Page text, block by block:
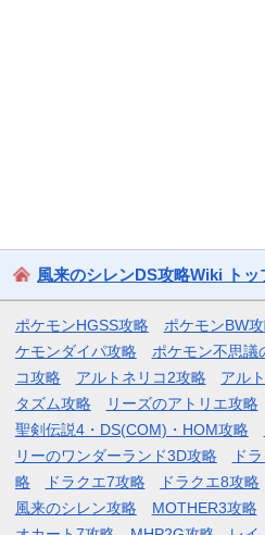
風来のシレンDS攻略Wiki トッ
ポケモンHGSS攻略 ポケモンBW
ケモンダイパ攻略
ポケモン不思議
コ攻略
アルトネリコ2攻略 アル
タズム攻略
リーズのアトリエ攻略
聖剣伝説4・DS(COM)・HOM攻略
リーのワンダーランド3D攻略
ド
略
ドラクエ7攻略 ドラクエ8攻略
風来のシレン攻略
MOTHER3攻略